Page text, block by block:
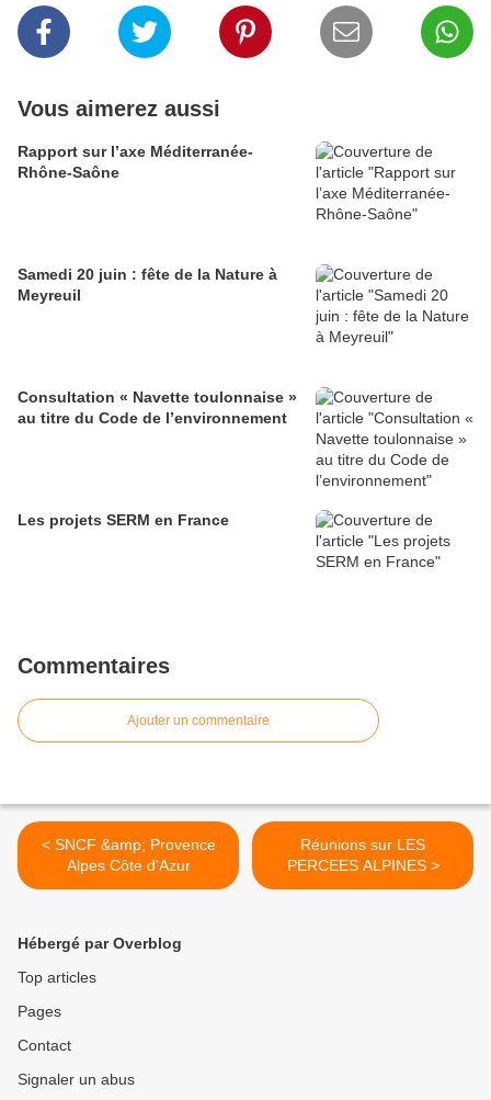
Vous aimerez aussi
Rapport sur l’axe Méditerranée-
Rhône-Saône
Samedi 20 juin : fête de la Nature à
Meyreuil
Consultation « Navette toulonnaise »
au titre du Code de l’environnement
Les projets SERM en France
Commentaires
Ajouter un commentaire
< SNCF &amp; Provence
Alpes Côte d'Azur
Réunions sur LES
PERCEES ALPINES >
Hébergé par Overblog
Top articles
Pages
Contact
Signaler un abus